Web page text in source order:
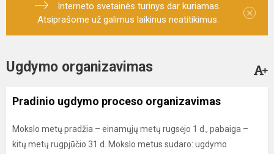
Interneto svetainės turinys dar kuriamas.
Atsiprašome už galimus laikinus neatitikimus.
×
Ugdymo organizavimas
Pradinio ugdymo proceso organizavimas
Mokslo metų pradžia – einamųjų metų rugsėjo 1 d., pabaiga –
kitų metų rugpjūčio 31 d. Mokslo metus sudaro: ugdymo